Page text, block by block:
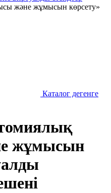
және жұмысын көрсету»
Каталог дегенге
жұмысын